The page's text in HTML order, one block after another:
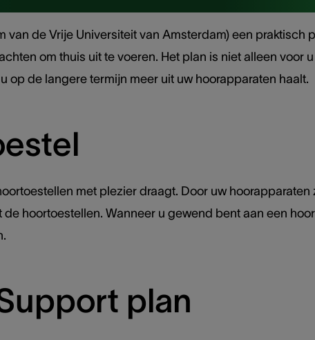
de Vrije Universiteit van Amsterdam) een
om thuis uit te voeren. Het plan is niet alleen voor
de langere termijn meer uit uw hoorapparaten haalt.
met plezier draagt. Door uw
hoortoestellen. Wanneer u gewend bent aan een
plan